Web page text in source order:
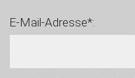
E-Mail-Adresse*: